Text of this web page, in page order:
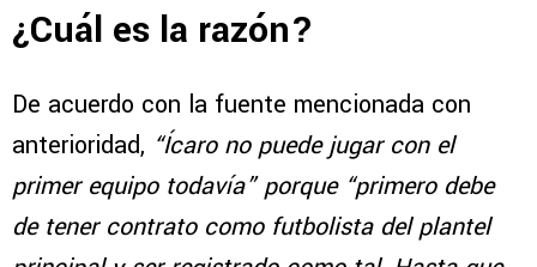
¿Cuál es la razón?
De acuerdo con la fuente mencionada con
anterioridad, “Ícaro no puede jugar con el
primer equipo todavía” porque “primero debe
de tener contrato como futbolista del plantel